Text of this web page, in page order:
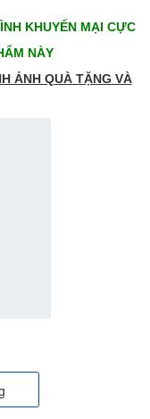
KHUYẾN MẠI CỰC
NÀY
ẢNH QUÀ TẶNG VÀ
thở, 1 kính lặn